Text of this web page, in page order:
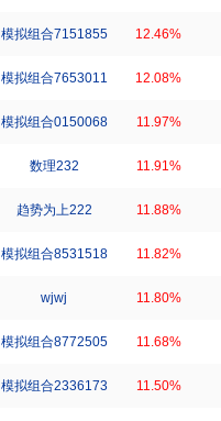
模拟组合7151855 12.46%
模拟组合7653011 12.08%
模拟组合0150068 11.97%
数理232 11.91%
趋势为上222 11.88%
模拟组合8531518 11.82%
wjwj 11.80%
模拟组合8772505 11.68%
模拟组合2336173 11.50%